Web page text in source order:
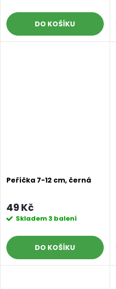
DO KOŠÍKU
Peříčka 7-12 cm, černá
49 Kč
Skladem3 balení
DO KOŠÍKU